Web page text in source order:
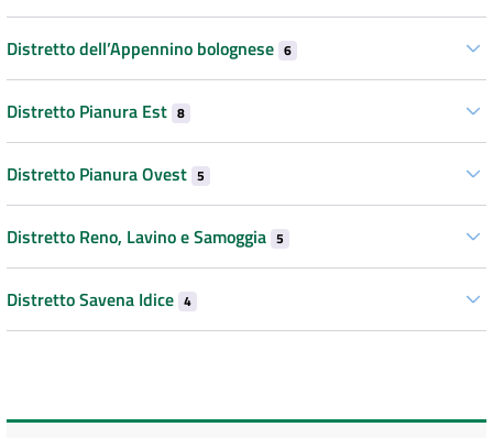
Distretto dell’Appennino bolognese 6
Distretto Pianura Est 8
Distretto Pianura Ovest 5
Distretto Reno, Lavino e Samoggia 5
Distretto Savena Idice 4